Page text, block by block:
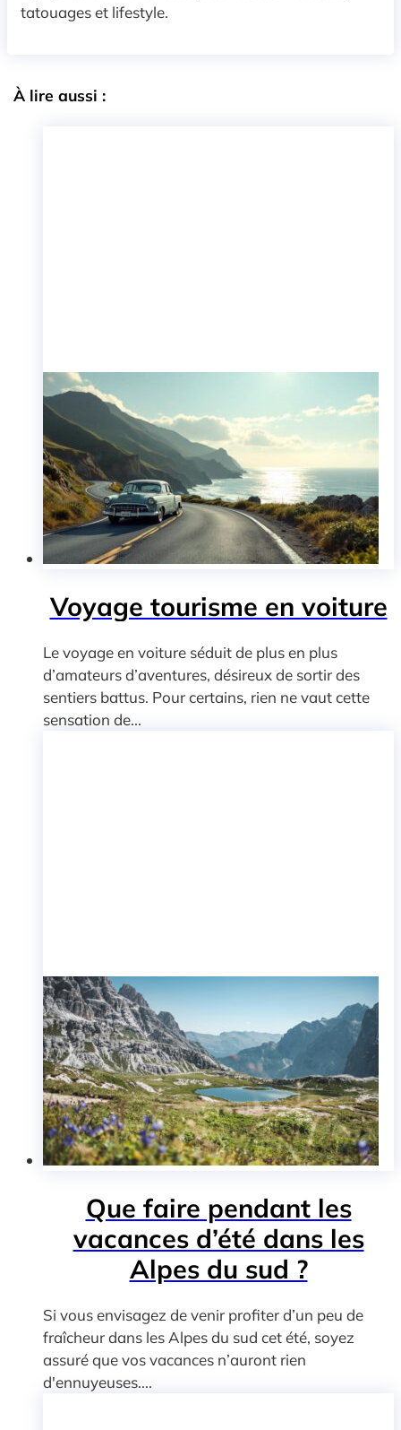
tatouages et lifestyle.
À lire aussi :
Voyage tourisme en voiture
Le voyage en voiture séduit de plus en plus
d’amateurs d’aventures, désireux de sortir des
sentiers battus. Pour certains, rien ne vaut cette
sensation de...
Que faire pendant les
vacances d’été dans les
Alpes du sud ?
Si vous envisagez de venir profiter d’un peu de
fraîcheur dans les Alpes du sud cet été, soyez
assuré que vos vacances n’auront rien
d'ennuyeuses....